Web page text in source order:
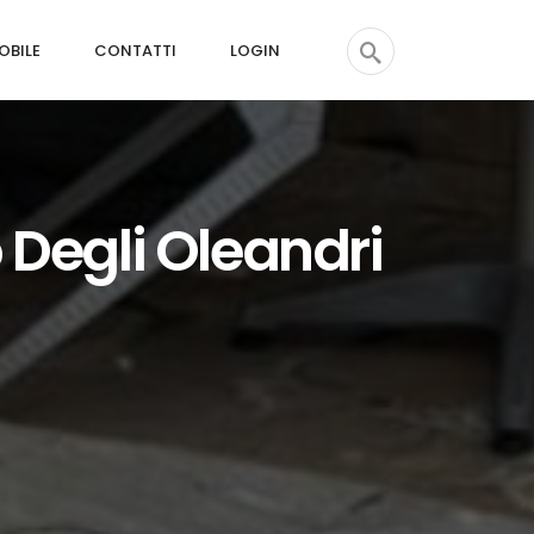
CONTATTI LOGIN
Oleandri